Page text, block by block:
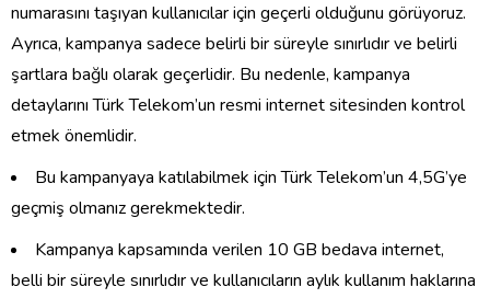
numarasını taşıyan kullanıcılar için geçerli olduğunu görüyoruz.
Ayrıca, kampanya sadece belirli bir süreyle sınırlıdır ve belirli
şartlara bağlı olarak geçerlidir. Bu nedenle, kampanya
detaylarını Türk Telekom’un resmi internet sitesinden kontrol
etmek önemlidir.
Bu kampanyaya katılabilmek için Türk Telekom’un 4,5G’ye
geçmiş olmanız gerekmektedir.
Kampanya kapsamında verilen 10 GB bedava internet,
belli bir süreyle sınırlıdır ve kullanıcıların aylık kullanım haklarına